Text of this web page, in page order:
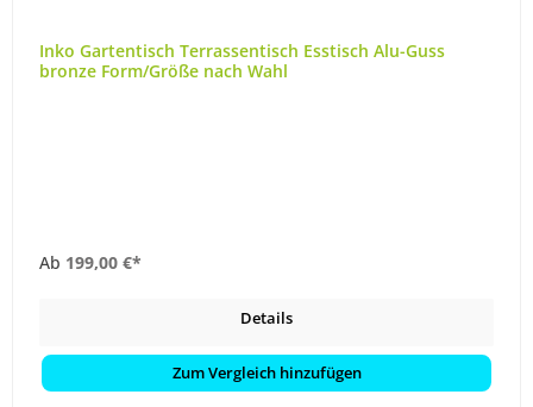
Inko Gartentisch Terrassentisch Esstisch Alu-Guss
bronze Form/Größe nach Wahl
Ab 199,00 €*
Details
Zum Vergleich hinzufügen